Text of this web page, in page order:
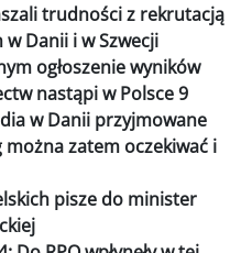
trudności z rekrutacją
Danii i w Szwecji
ogłoszenie wyników
nastąpi w Polsce 9
w Danii przyjmowane
można zatem oczekiwać i
pisze do minister